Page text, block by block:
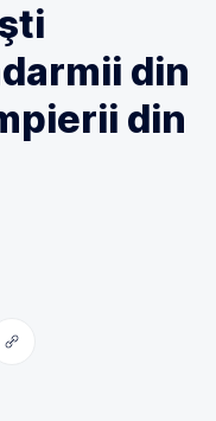
din
din